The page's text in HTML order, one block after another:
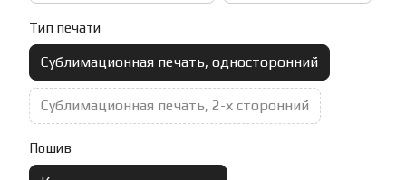
Тип печати
Сублимационная печать, односторонний
Сублимационная печать, 2-х сторонний
Пошив